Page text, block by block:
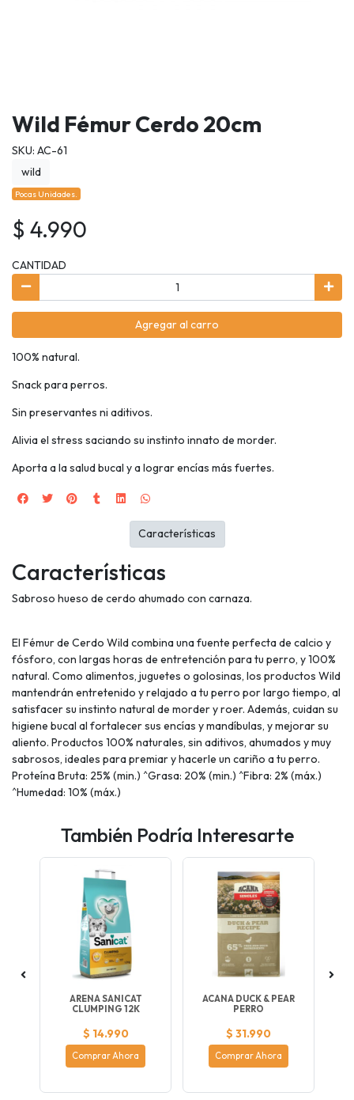
Wild Fémur Cerdo 20cm
SKU: AC-61
wild
Pocas Unidades.
$ 4.990
CANTIDAD
Agregar al carro
100% natural.
Snack para perros.
Sin preservantes ni aditivos.
Alivia el stress saciando su instinto innato de morder.
Aporta a la salud bucal y a lograr encías más fuertes.
Características
Sabroso hueso de cerdo ahumado con carnaza.
El Fémur de Cerdo Wild combina una fuente perfecta de calcio y
fósforo, con largas horas de entretención para tu perro, y 100%
natural. Como alimentos, juguetes o golosinas, los productos Wild
mantendrán entretenido y relajado a tu perro por largo tiempo, al
satisfacer su instinto natural de morder y roer. Además, cuidan su
higiene bucal al fortalecer sus encías y mandíbulas, y mejorar su
aliento. Productos 100% naturales, sin aditivos, ahumados y muy
sabrosos, ideales para premiar y hacerle un cariño a tu perro.
Proteína Bruta: 25% (min.) ^Grasa: 20% (min.) ^Fibra: 2% (máx.)
^Humedad: 10% (máx.)
Características
También Podría Interesarte
ARENA SANICAT
CLUMPING 12K
$ 14.990
Comprar Ahora
ACANA DUCK & PEAR
PERRO
$ 31.990
Comprar Ahora